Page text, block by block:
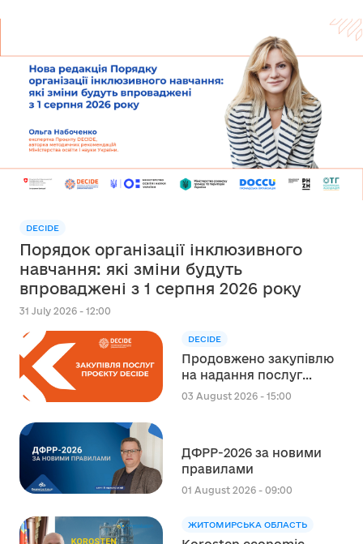
DECIDE
Порядок організації інклюзивного
навчання: які зміни будуть
впроваджені з 1 серпня 2026 року
31 July 2026 - 12:00
DECIDE
Продовжено закупівлю
на надання послуг
експерта зі
в сфері освіти в межах
реалізації Швейцарсько-
українського Проєкту
03 August 2026 - 15:00
ДФРР-2026 за новими
правилами
01 August 2026 - 09:00
ЖИТОМИРСЬКА ОБЛАСТЬ